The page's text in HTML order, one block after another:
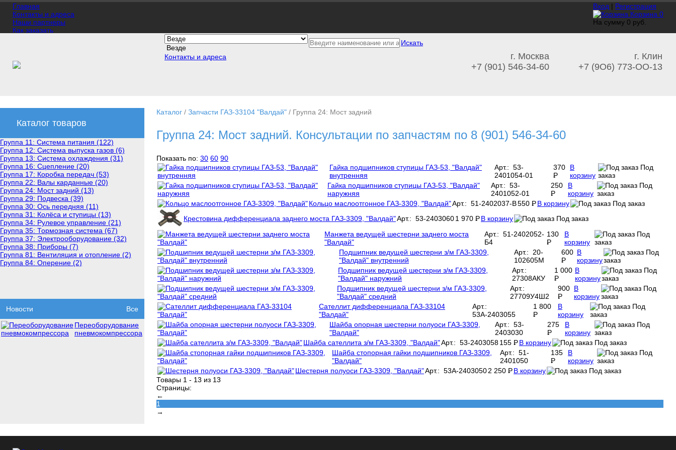
Главная
Контакты и адреса
Наши партнеры
Как заказать
Вход | Регистрация
Корзина 0
На сумму 0 руб.
Везде
Искать
Контакты и адреса
г. Москва
+7 (901) 546-34-60
г. Клин
+7 (9O6) 773-OO-13
Каталог товаров
Группа 11: Система питания (122)
Группа 12: Система выпуска газов (6)
Группа 13: Система охлаждения (31)
Группа 16: Сцепление (20)
Группа 17: Коробка передач (53)
Группа 22: Валы карданные (20)
Группа 24: Мост задний (13)
Группа 29: Подвеска (39)
Группа 30: Ось передняя (11)
Группа 31: Колёса и ступицы (13)
Группа 34: Рулевое управление (21)
Группа 35: Тормозная система (67)
Группа 37: Электрооборудование (32)
Группа 38: Приборы (7)
Группа 81: Вентиляция и отопление (2)
Группа 84: Оперение (2)
Новости
Все
Переоборудование
пневмокомпрессора
Каталог / Запчасти ГАЗ-33104 "Валдай" / Группа 24: Мост задний
Группа 24: Мост задний. Консультации по запчастям по 8 (901) 546-34-60
Показать по: 30 60 90
Гайка подшипников ступицы ГАЗ-53, "Валдай"
внутренняя
Арт.: 53-
2401054-01
370
P
-
В
корзину
Под
заказ
Гайка подшипников ступицы ГАЗ-53, "Валдай"
наружняя
Арт.: 53-
2401052-01
250
P
-
В
корзину
Под
заказ
Кольцо маслоотгонное ГАЗ-3309, "Валдай"Арт.: 51-2402037-В550 P
- В корзину
Под заказ
Крестовина дифференциала заднего моста ГАЗ-3309, "Валдай"Арт.: 53-24030601 970 P
- В корзину
Под заказ
Манжета ведущей шестерни заднего моста
"Валдай"
Арт.: 51-2402052-
Б4
130
P
-
В
корзину
Под
заказ
Подшипник ведущей шестерни з/м ГАЗ-3309,
"Валдай" внутренний
Арт.: 20-
102605М
600
P
-
В
корзину
Под
заказ
Подшипник ведущей шестерни з/м ГАЗ-3309,
"Валдай" наружний
Арт.:
27308АКУ
1 000
P
-
В
корзину
Под
заказ
Подшипник ведущей шестерни з/м ГАЗ-3309,
"Валдай" средний
Арт.:
27709У4Ш2
900
P
-
В
корзину
Под
заказ
Сателлит дифференциала ГАЗ-33104
"Валдай"
Арт.:
53А-2403055
1 800
P
-
В
корзину
Под
заказ
Шайба опорная шестерни полуоси ГАЗ-3309,
"Валдай"
Арт.: 53-
2403030
275
P
-
В
корзину
Под
заказ
Шайба сателлита з/м ГАЗ-3309, "Валдай"Арт.: 53-2403058155 P
- В корзину
Под заказ
Шайба стопорная гайки подшипников ГАЗ-3309,
"Валдай"
Арт.: 51-
2401050
135
P
-
В
корзину
Под
заказ
Шестерня полуоси ГАЗ-3309, "Валдай"Арт.: 53А-24030502 250 P
- В корзину
Под заказ
Товары 1 - 13 из 13
Страницы:
←
1
→